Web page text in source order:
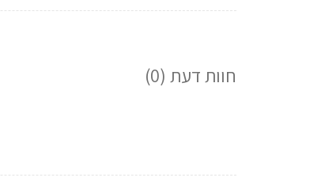
חוות דעת (0)